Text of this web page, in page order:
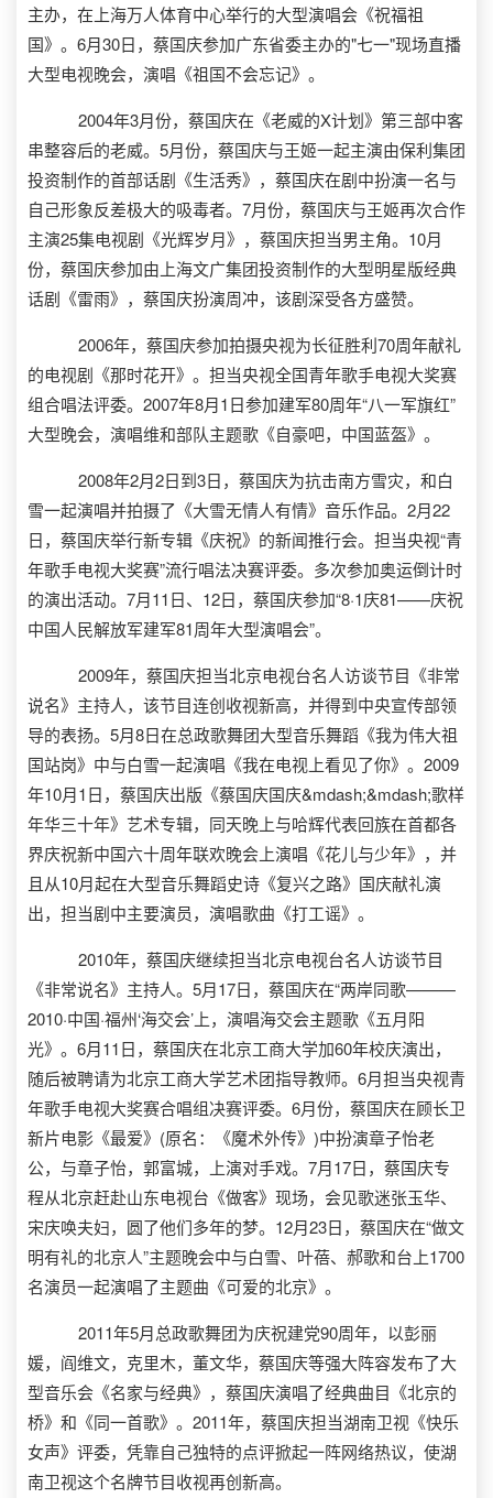
主办，在上海万人体育中心举行的大型演唱会《祝福祖
国》。6月30日，蔡国庆参加广东省委主办的"七一"现场直播
大型电视晚会，演唱《祖国不会忘记》。
2004年3月份，蔡国庆在《老威的X计划》第三部中客
串整容后的老威。5月份，蔡国庆与王姬一起主演由保利集团
投资制作的首部话剧《生活秀》，蔡国庆在剧中扮演一名与
自己形象反差极大的吸毒者。7月份，蔡国庆与王姬再次合作
主演25集电视剧《光辉岁月》，蔡国庆担当男主角。10月
份，蔡国庆参加由上海文广集团投资制作的大型明星版经典
话剧《雷雨》，蔡国庆扮演周冲，该剧深受各方盛赞。
2006年，蔡国庆参加拍摄央视为长征胜利70周年献礼
的电视剧《那时花开》。担当央视全国青年歌手电视大奖赛
组合唱法评委。2007年8月1日参加建军80周年“八一军旗红”
大型晚会，演唱维和部队主题歌《自豪吧，中国蓝盔》。
2008年2月2日到3日，蔡国庆为抗击南方雪灾，和白
雪一起演唱并拍摄了《大雪无情人有情》音乐作品。2月22
日，蔡国庆举行新专辑《庆祝》的新闻推行会。担当央视“青
年歌手电视大奖赛”流行唱法决赛评委。多次参加奥运倒计时
的演出活动。7月11日、12日，蔡国庆参加“8·1庆81——庆祝
中国人民解放军建军81周年大型演唱会”。
2009年，蔡国庆担当北京电视台名人访谈节目《非常
说名》主持人，该节目连创收视新高，并得到中央宣传部领
导的表扬。5月8日在总政歌舞团大型音乐舞蹈《我为伟大祖
国站岗》中与白雪一起演唱《我在电视上看见了你》。2009
年10月1日，蔡国庆出版《蔡国庆国庆&mdash;&mdash;歌样
年华三十年》艺术专辑，同天晚上与哈辉代表回族在首都各
界庆祝新中国六十周年联欢晚会上演唱《花儿与少年》，并
且从10月起在大型音乐舞蹈史诗《复兴之路》国庆献礼演
出，担当剧中主要演员，演唱歌曲《打工谣》。
2010年，蔡国庆继续担当北京电视台名人访谈节目
《非常说名》主持人。5月17日，蔡国庆在“两岸同歌———
2010·中国·福州‘海交会’上，演唱海交会主题歌《五月阳
光》。6月11日，蔡国庆在北京工商大学加60年校庆演出，
随后被聘请为北京工商大学艺术团指导教师。6月担当央视青
年歌手电视大奖赛合唱组决赛评委。6月份，蔡国庆在顾长卫
新片电影《最爱》(原名：《魔术外传》)中扮演章子怡老
公，与章子怡，郭富城，上演对手戏。7月17日，蔡国庆专
程从北京赶赴山东电视台《做客》现场，会见歌迷张玉华、
宋庆唤夫妇，圆了他们多年的梦。12月23日，蔡国庆在“做文
明有礼的北京人”主题晚会中与白雪、叶蓓、郝歌和台上1700
名演员一起演唱了主题曲《可爱的北京》。
2011年5月总政歌舞团为庆祝建党90周年，以彭丽
媛，阎维文，克里木，董文华，蔡国庆等强大阵容发布了大
型音乐会《名家与经典》，蔡国庆演唱了经典曲目《北京的
桥》和《同一首歌》。2011年，蔡国庆担当湖南卫视《快乐
女声》评委，凭靠自己独特的点评掀起一阵网络热议，使湖
南卫视这个名牌节目收视再创新高。